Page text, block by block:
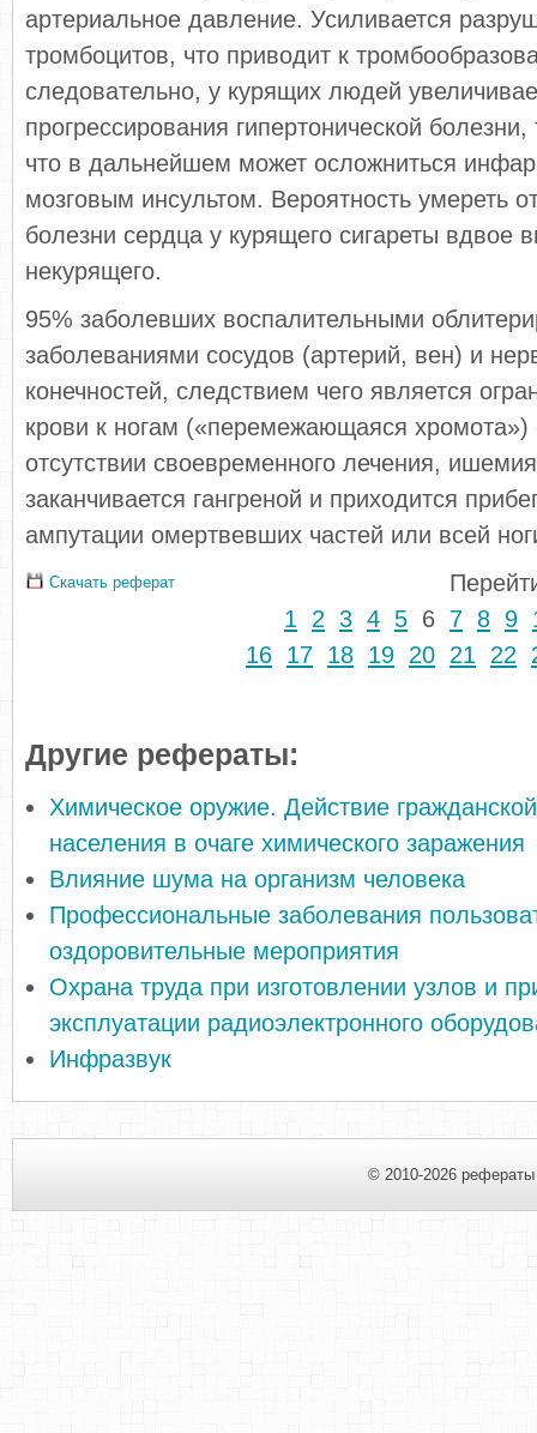
артериальное давление. Усиливается
тромбоцитов, что приводит к
следовательно, у курящих людей
прогрессирования гипертонической
что в дальнейшем может осложниться
мозговым инсультом. Вероятность умереть
болезни сердца у курящего сигареты вдвое
некурящего.
95% заболевших воспалительными
заболеваниями сосудов (артерий, вен) и
конечностей, следствием чего является
крови к ногам («перемежающаяся
отсутствии своевременного лечения,
заканчивается гангреной и приходится
ампутации омертвевших частей или всей
Скачать реферат
1
2 3 4 5 6 7 8 9
16 17 18 19 20 21 22
Другие рефераты:
Химическое оружие. Действие
населения в очаге химического заражения
Влияние шума на организм человека
Профессиональные заболевания
оздоровительные мероприятия
Охрана труда при изготовлении узлов и
эксплуатации радиоэлектронного
Инфразвук
© 2010-2026 рефераты